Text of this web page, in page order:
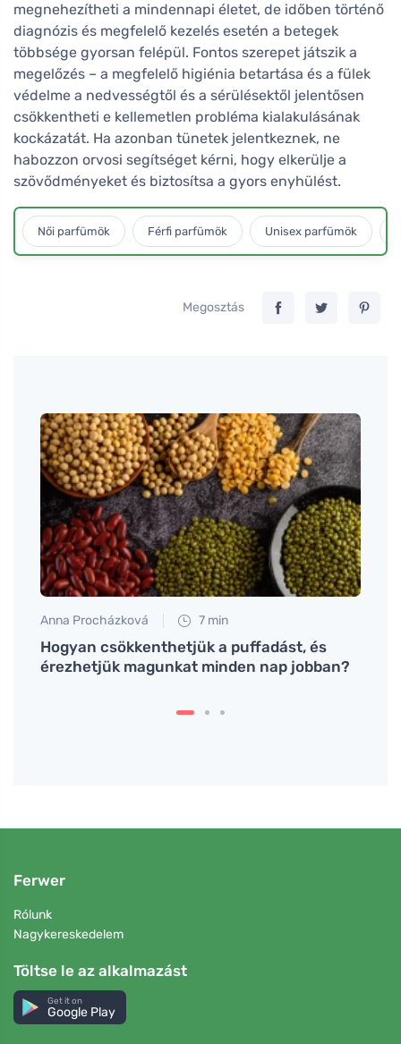
megnehezítheti a mindennapi életet, de időben történő
diagnózis és megfelelő kezelés esetén a betegek
többsége gyorsan felépül. Fontos szerepet játszik a
megelőzés – a megfelelő higiénia betartása és a fülek
védelme a nedvességtől és a sérülésektől jelentősen
csökkentheti e kellemetlen probléma kialakulásának
kockázatát. Ha azonban tünetek jelentkeznek, ne
habozzon orvosi segítséget kérni, hogy elkerülje a
szövődményeket és biztosítsa a gyors enyhülést.
Női parfümök Férfi parfümök Unisex parfümök
Megosztás
Anna Procházková 7 min
Hogyan csökkenthetjük a puffadást, és
érezhetjük magunkat minden nap jobban?
Ferwer
Rólunk
Nagykereskedelem
Töltse le az alkalmazást
Get it on
Google Play